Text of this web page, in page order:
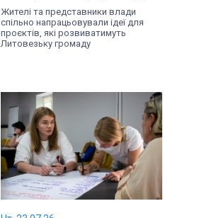
Жителі та представники влади
спільно напрацьовували ідеї для
проєктів, які розвиватимуть
Литовезьку громаду